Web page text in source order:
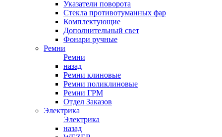
Указатели поворота
Стекла противотуманных фар
Комплектующие
Дополнительный свет
Фонари ручные
Ремни
Ремни
назад
Ремни клиновые
Ремни поликлиновые
Ремни ГРМ
Отдел Заказов
Электрика
Электрика
назад